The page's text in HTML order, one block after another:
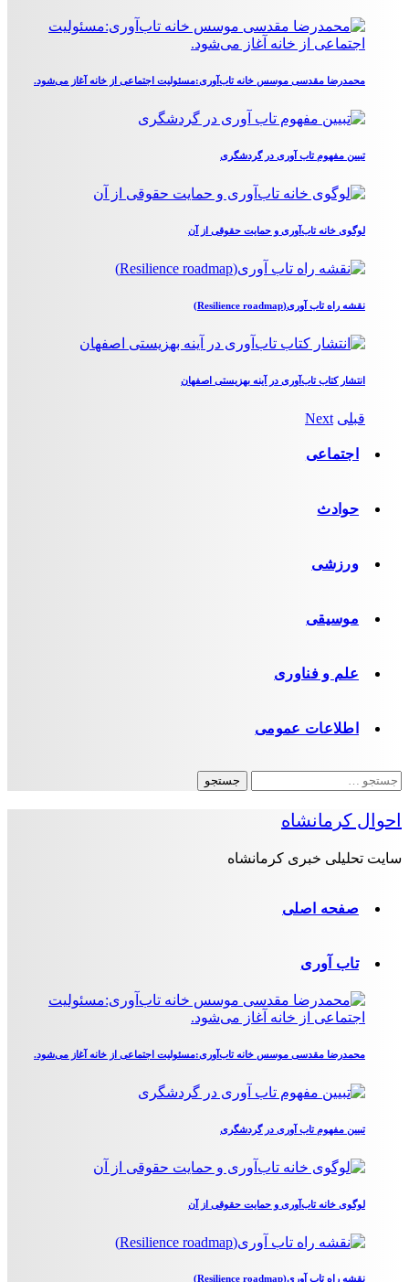
محمدرضا مقدسی موسس خانه تاب‌آوری:مسئولیت اجتماعی از خانه آغاز می‌شود.
تبیین مفهوم تاب آوری در گردشگری
لوگوی خانه تاب‌آوری و حمایت حقوقی از آن
نقشه راه تاب آوری(Resilience roadmap)
انتشار کتاب تاب‌آوری در آینه بهزیستی اصفهان
قبلی Next
اجتماعی
حوادث
ورزشی
موسیقی
علم و فناوری
اطلاعات عمومی
جستجو
برای:
احوال کرمانشاه
سایت تحلیلی خبری کرمانشاه
صفحه اصلی
تاب آوری
محمدرضا مقدسی موسس خانه تاب‌آوری:مسئولیت اجتماعی از خانه آغاز می‌شود.
تبیین مفهوم تاب آوری در گردشگری
لوگوی خانه تاب‌آوری و حمایت حقوقی از آن
نقشه راه تاب آوری(Resilience roadmap)